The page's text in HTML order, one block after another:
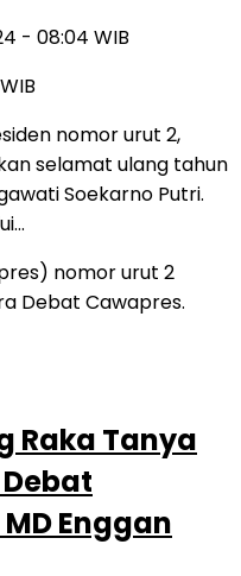
- 08:04 WIB
nomor urut 2,
selamat ulang tahun
Soekarno Putri.
Raka Tanya
Enggan